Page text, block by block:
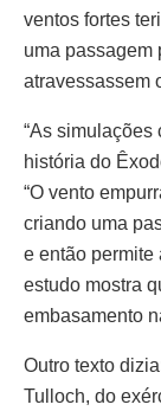
ventos fortes
uma passagem
atravessassem
“As simulações
história do
“O vento
criando uma
e então permite
estudo mostra
embasamento
Outro texto
Tulloch, do